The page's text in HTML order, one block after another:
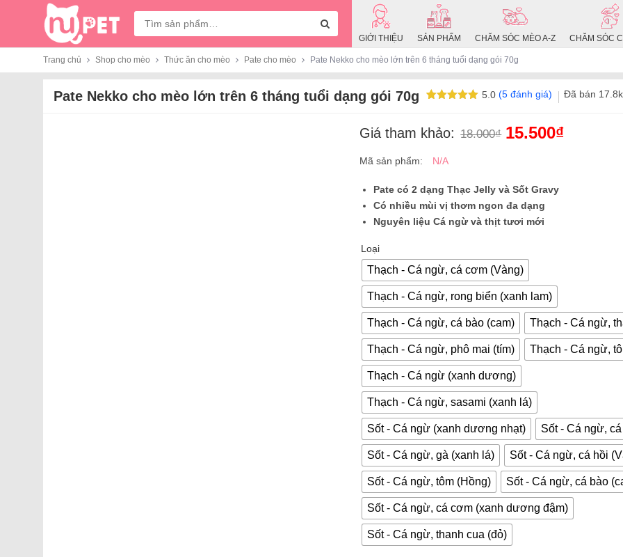
kiếm:
GIỚI THIỆU SẢN PHẨM CHĂM SÓC MÈO A-Z CHĂM SÓC
Trang chủ Shop cho mèo Thức ăn cho mèo Pate cho mèo Pate Nekko cho mèo lớn trên 6 tháng tuổi dạng gói 70g
Pate Nekko cho mèo lớn trên 6 tháng tuổi dạng gói 70g 5.0
đánh giá
(5đánh giá) Đã bán 17.8k
Giá tham khảo: 18.000₫ Giá
18.000₫.
15.500₫
tại
là:
15.500₫.
Mã sản phẩm: N/A
Pate có 2 dạng Thạc Jelly và Sốt Gravy
Có nhiều mùi vị thơm ngon đa dạng
Nguyên liệu Cá ngừ và thịt tươi mới
Loại
Thạch - Cá ngừ, cá cơm (Vàng)
Thạch - Cá ngừ, rong biển (xanh lam)
Thạch - Cá ngừ, cá bào (cam) Thạch - Cá ngừ,
Thạch - Cá ngừ, phô mai (tím) Thạch - Cá ngừ,
Thạch - Cá ngừ (xanh dương)
Thạch - Cá ngừ, sasami (xanh lá)
Sốt - Cá ngừ (xanh dương nhạt) Sốt - Cá ngừ,
Sốt - Cá ngừ, gà (xanh lá) Sốt - Cá ngừ, cá hồi
Sốt - Cá ngừ, tôm (Hồng) Sốt - Cá ngừ, cá bào
Sốt - Cá ngừ, cá cơm (xanh dương đậm)
Sốt - Cá ngừ, thanh cua (đỏ)